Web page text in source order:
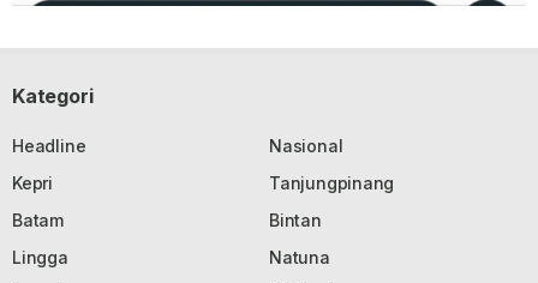
Kategori
Headline
Nasional
Kepri
Tanjungpinang
Batam
Bintan
Lingga
Natuna